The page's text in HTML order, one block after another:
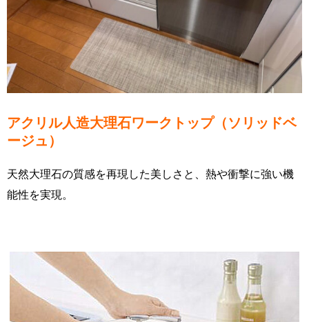
アクリル人造大理石ワークトップ（ソリッドベ
ージュ）
天然大理石の質感を再現した美しさと、熱や衝撃に強い機
能性を実現。